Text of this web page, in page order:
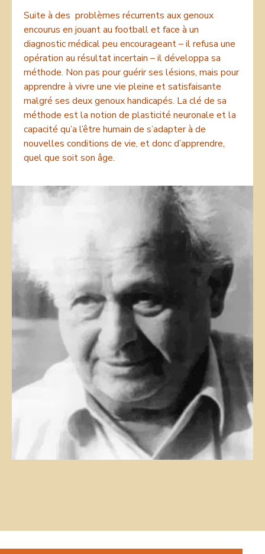
Suite à des problèmes récurrents aux genoux
encourus en jouant au football et face à un
diagnostic médical peu encourageant – il refusa une
opération au résultat incertain – il développa sa
méthode. Non pas pour guérir ses lésions, mais pour
apprendre à vivre une vie pleine et satisfaisante
malgré ses deux genoux handicapés. La clé de sa
méthode est la notion de plasticité neuronale et la
capacité qu’a l’être humain de s’adapter à de
nouvelles conditions de vie, et donc d’apprendre,
quel que soit son âge.